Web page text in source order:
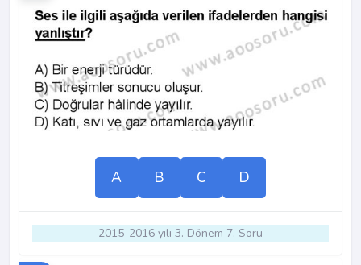
A B C D
2015-2016 yılı 3. Dönem 7. Soru